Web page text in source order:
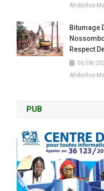
Afrikinfos-
Bitumage
Respect
06/08/
Afrikinfos-
PUB